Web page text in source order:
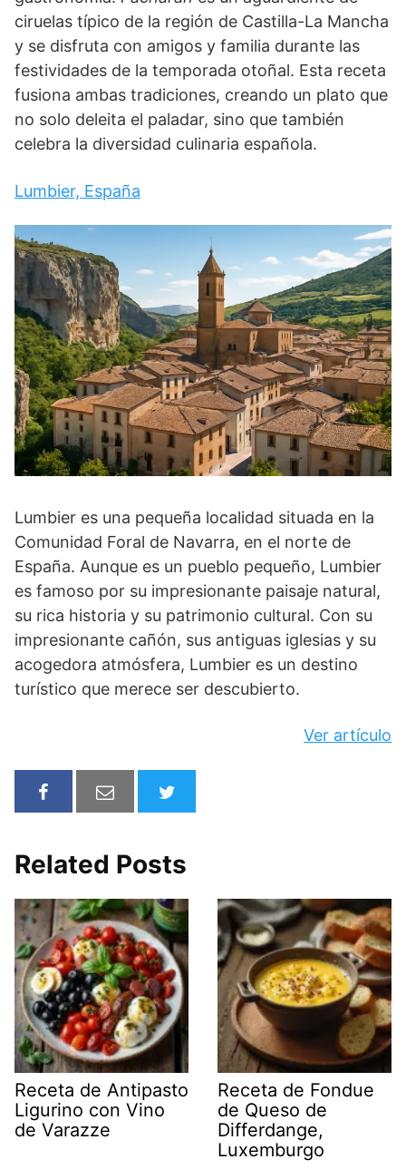
ciruelas típico de la región de Castilla-La Mancha
y se disfruta con amigos y familia durante las
festividades de la temporada otoñal. Esta receta
fusiona ambas tradiciones, creando un plato que
no solo deleita el paladar, sino que también
celebra la diversidad culinaria española.
Lumbier, España
Lumbier es una pequeña localidad situada en la
Comunidad Foral de Navarra, en el norte de
España. Aunque es un pueblo pequeño, Lumbier
es famoso por su impresionante paisaje natural,
su rica historia y su patrimonio cultural. Con su
impresionante cañón, sus antiguas iglesias y su
acogedora atmósfera, Lumbier es un destino
turístico que merece ser descubierto.
Ver artículo
Related Posts
Receta de Antipasto
Ligurino con Vino
de Varazze
Receta de Fondue
de Queso de
Differdange,
Luxemburgo